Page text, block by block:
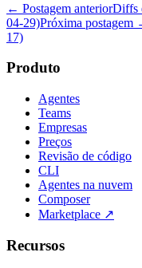
← Postagem anteriorDiffs
04-29)Próxima postagem
17)
Produto
Agentes
Teams
Empresas
Preços
Revisão de código
CLI
Agentes na nuvem
Composer
Marketplace ↗
Recursos